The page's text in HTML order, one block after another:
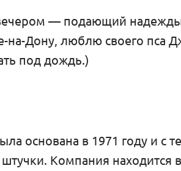
— подающий надежды
на-Дону, люблю своего пса
под дождь.)
основана в 1971 году и с
Компания находится